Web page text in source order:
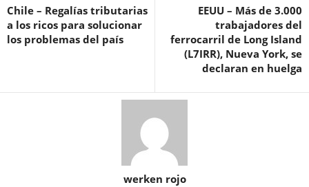
Chile – Regalías tributarias
a los ricos para solucionar
los problemas del país
EEUU – Más de 3.000
trabajadores del
ferrocarril de Long Island
(L7IRR), Nueva York, se
declaran en huelga
werken rojo